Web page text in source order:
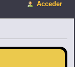
Acceder